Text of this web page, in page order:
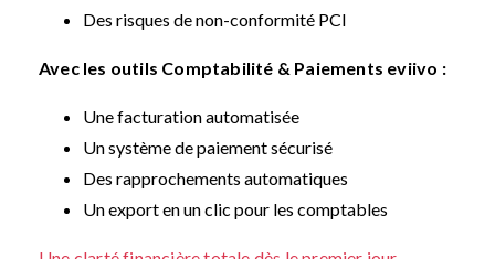
Des risques de non-conformité PCI
Avec les outils Comptabilité & Paiements eviivo :
Une facturation automatisée
Un système de paiement sécurisé
Des rapprochements automatiques
Un export en un clic pour les comptables